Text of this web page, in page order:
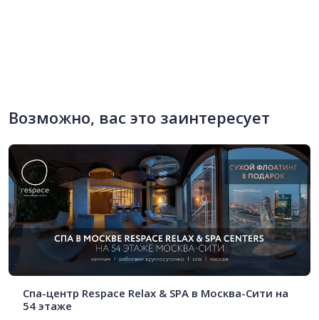
Возможно, вас это заинтересует
Спа-центр Respace Relax & SPA в Москва-Сити на
54 этаже